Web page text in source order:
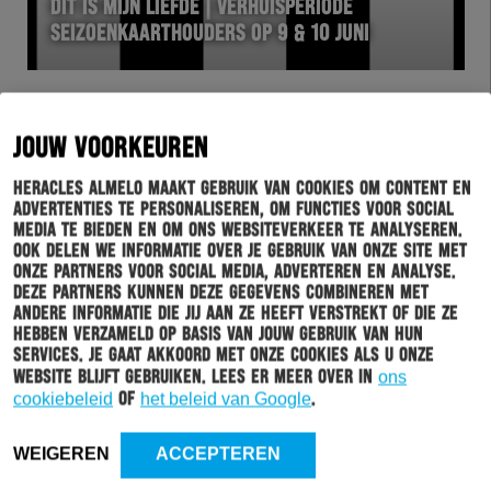
JOUW VOORKEUREN
Heracles Almelo maakt gebruik van cookies om content en
advertenties te personaliseren, om functies voor social
media te bieden en om ons websiteverkeer te analyseren.
Ook delen we informatie over je gebruik van onze site met
onze partners voor social media, adverteren en analyse.
Deze partners kunnen deze gegevens combineren met
andere informatie die jij aan ze heeft verstrekt of die ze
hebben verzameld op basis van jouw gebruik van hun
services. Je gaat akkoord met onze cookies als u onze
website blijft gebruiken. Lees er meer over in ons
cookiebeleid of het beleid van Google.
WEIGEREN ACCEPTEREN
DIT IS MIJN LIEFDE | VERHUISPERIODE
SEIZOENKAARTHOUDERS OP 9 & 10 JUNI
HERACLES 04-06-2026
WALID OULD-CHIKH VOOR 3 JAAR VASTGELEGD